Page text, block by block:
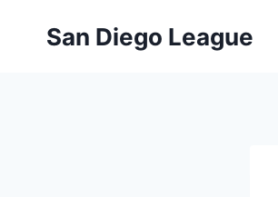
San Diego League